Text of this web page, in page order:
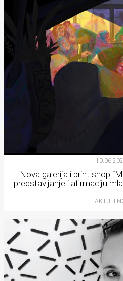
Nova galerija i print shop
predstavljanje i afirmaciju